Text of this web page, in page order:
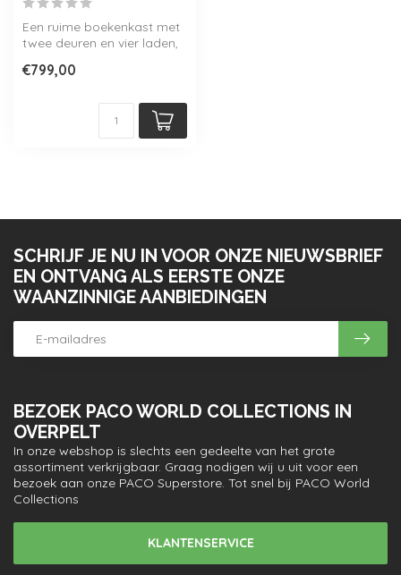
Een ruime boekenkast met
twee deuren en vier laden,
boeken...
€799,00
BEZOEK PACO WORLD COLLECTIONS IN
OVERPELT
In onze webshop is slechts een gedeelte van het grote
assortiment verkrijgbaar. Graag nodigen wij u uit voor een
bezoek aan onze PACO Superstore. Tot snel bij PACO World
Collections
KLANTENSERVICE
SCHRIJF JE NU IN VOOR ONZE NIEUWSBRIEF
EN ONTVANG ALS EERSTE ONZE
WAANZINNIGE AANBIEDINGEN